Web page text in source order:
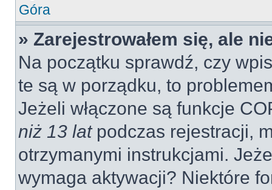
Góra
» Zarejestrowałem się, ale
Na początku sprawdź, czy
te są w porządku, to
Jeżeli włączone są funkcje
niż 13 latpodczas rejestracji,
otrzymanymi instrukcjami.
wymaga aktywacji? Niektóre